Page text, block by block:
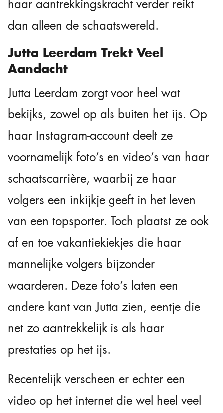
haar aantrekkingskracht verder reikt
dan alleen de schaatswereld.
Jutta Leerdam Trekt Veel
Aandacht
Jutta Leerdam zorgt voor heel wat
bekijks, zowel op als buiten het ijs. Op
haar Instagram-account deelt ze
voornamelijk foto’s en video’s van haar
schaatscarrière, waarbij ze haar
volgers een inkijkje geeft in het leven
van een topsporter. Toch plaatst ze ook
af en toe vakantiekiekjes die haar
mannelijke volgers bijzonder
waarderen. Deze foto’s laten een
andere kant van Jutta zien, eentje die
net zo aantrekkelijk is als haar
prestaties op het ijs.
Recentelijk verscheen er echter een
video op het internet die wel heel veel